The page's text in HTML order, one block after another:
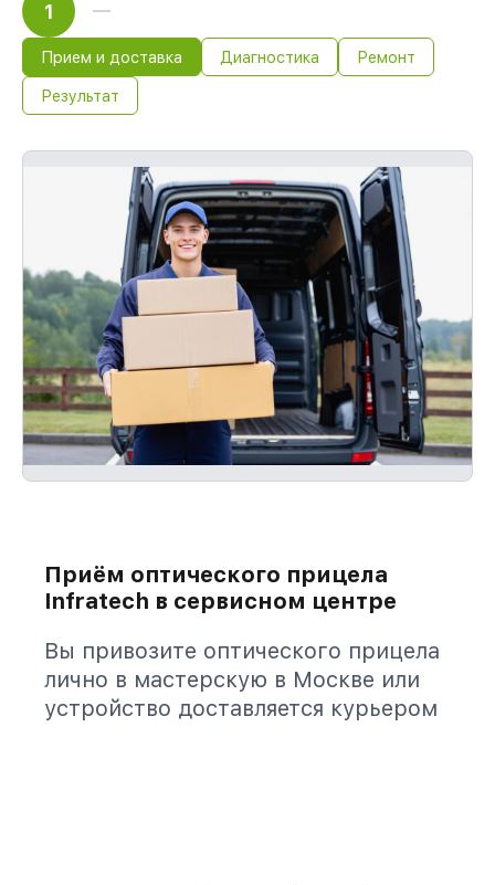
1
Прием и доставка Диагностика Ремонт
Результат
Приём оптического прицела
Infratech в сервисном центре
Вы привозите оптического прицела
лично в мастерскую в Москве или
устройство доставляется курьером